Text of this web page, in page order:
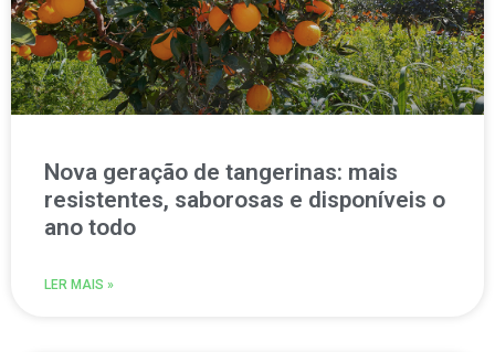
Nova geração de tangerinas: mais
resistentes, saborosas e disponíveis o
ano todo
LER MAIS »